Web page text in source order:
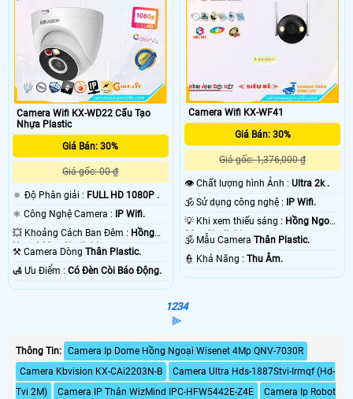
Camera Wifi KX-WD22 Cấu Tạo
Nhựa Plastic
Giá Bán: 30%
Giá gốc: 00 ₫
🔅 Độ Phân giải : FULL HD 1080P .
⚛️ Công Nghệ Camera :
IP Wifi.
💥 Khoảng Cách Ban Đêm : Hồng
Ngoại 30m Starlight.
⚒ Camera Dòng Thân Plastic.
️🛃 Ưu Điểm : Có Ðèn Còi Báo Động.
Camera Wifi KX-WF41
Giá Bán: 30%
Giá gốc: 1,376,000 ₫
👁 Chất lượng hình Ảnh :Ultra 2k .
🕉️ Sử dụng công nghệ :
IP Wifi.
💡 Khi xem thiếu sáng : Hồng Ngoại
30m Starlight.
🕉️ Mẫu CameraThân Plastic.
️👮 Khả Năng :Thu Âm.
1234
⫸
Thông Tin: Camera Ip Dome Hồng Ngoại Wisenet 4Mp QNV-7030R
Camera Kbvision KX-CAi2203N-B
Camera Ultra Hds-1887Stvi-Irmqf (Hd-
Tvi 2M)
Camera IP Thân WizMind IPC-HFW5442E-Z4E
Camera Ip Robot